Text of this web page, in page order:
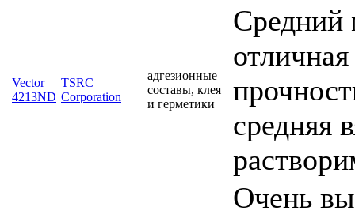
Vector
4213ND
TSRC
Corporation
адгезионные
составы, клея
и герметики
Средний
средняя
Очень